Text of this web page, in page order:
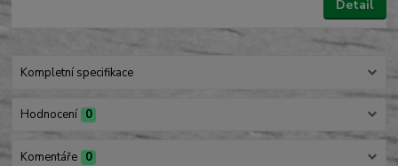
Detail
Kompletní specifikace
Hodnocení 0
Komentáře 0